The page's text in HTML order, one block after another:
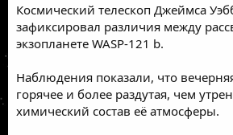
Космический телескоп Джеймса
зафиксировал различия между
экзопланете WASP-121 b.
Наблюдения показали, что
горячее и более раздутая, чем
химический состав её атмосферы.